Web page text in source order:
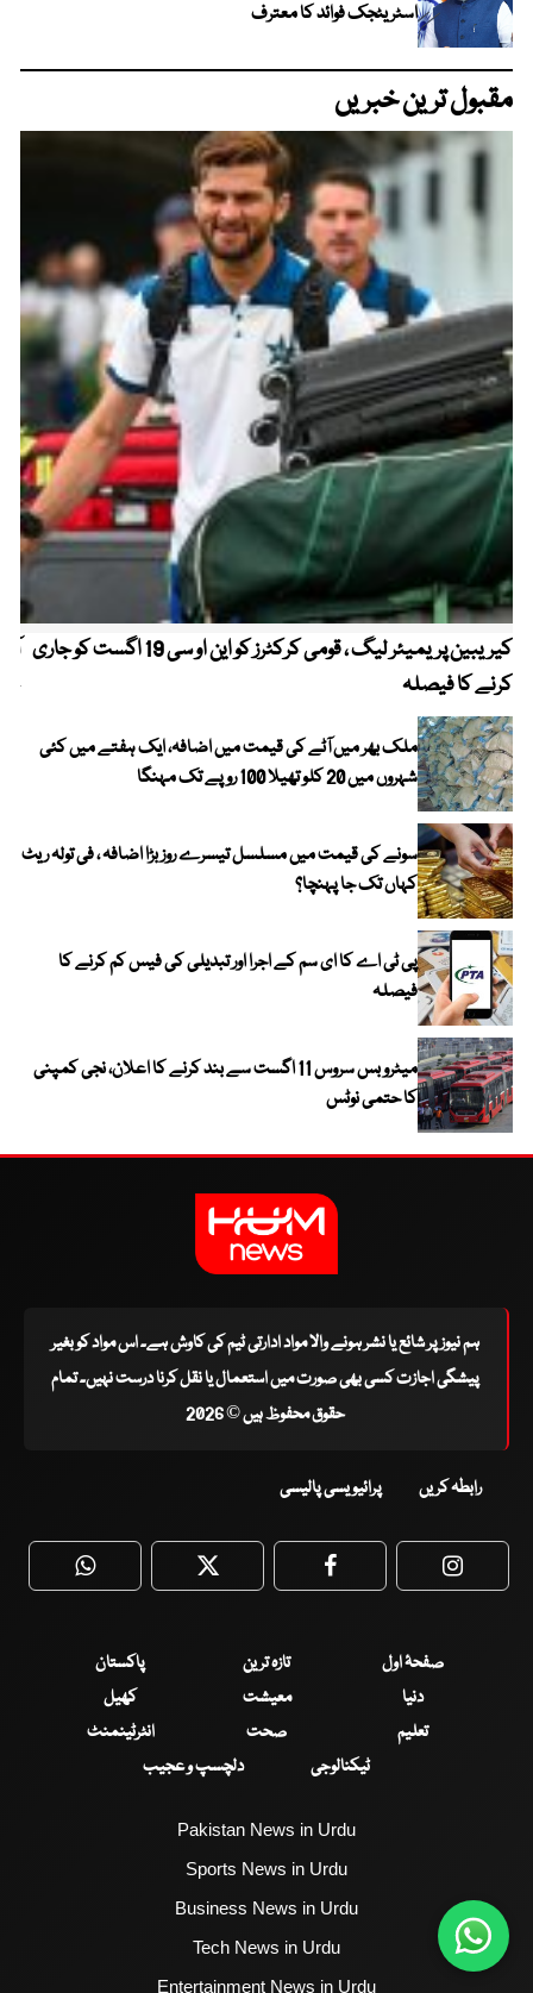
اسٹریٹجک فوائد کا معترف
مقبول ترین خبریں
کیریبین پریمیئر لیگ ، قومی کرکٹرز کو این او سی 19 اگست کو جاری
کرنے کا فیصلہ
ملک بھر میں آٹے کی قیمت میں اضافہ، ایک ہفتے میں کئی
شہروں میں 20 کلو تھیلا 100 روپے تک مہنگا
سونے کی قیمت میں مسلسل تیسرے روز بڑا اضافہ ، فی تولہ ریٹ
کہاں تک جا پہنچا؟
پی ٹی اے کا ای سم کے اجرا اور تبدیلی کی فیس کم کرنے کا
فیصلہ
میٹرو بس سروس 11 اگست سے بند کرنے کا اعلان، نجی کمپنی
کا حتمی نوٹس
ہم نیوز پر شائع یا نشر ہونے والا مواد ادارتی ٹیم کی کاوش ہے۔ اس مواد کو بغیر
پیشگی اجازت کسی بھی صورت میں استعمال یا نقل کرنا درست نہیں۔ تمام
حقوق محفوظ ہیں © 2026
رابطہ کریں پرائیویسی پالیسی
WhatsApp Twitter Facebook
صفحۂ اول تازہ ترین
پاکستان
دنیا
معیشت
کھیل
تعلیم
صحت
انٹرٹینمنٹ
ٹیکنالوجی
دلچسپ و عجیب
Pakistan News in Urdu
Sports News in Urdu
Business News in Urdu
Tech News in Urdu
Entertainment News in Urdu